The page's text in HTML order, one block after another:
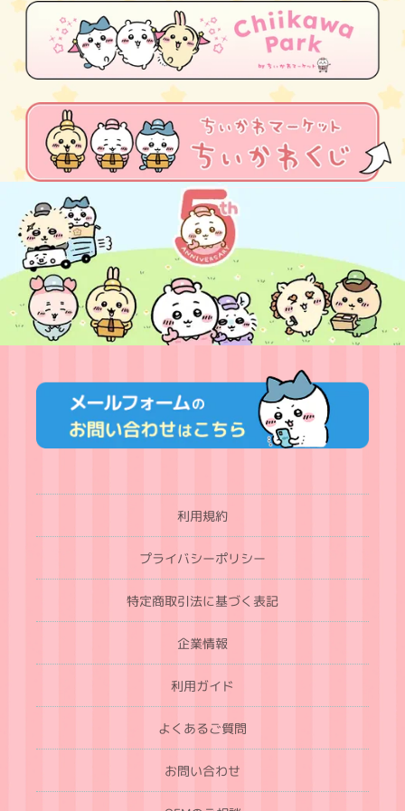
利用規約
プライバシーポリシー
特定商取引法に基づく表記
企業情報
利用ガイド
よくあるご質問
お問い合わせ